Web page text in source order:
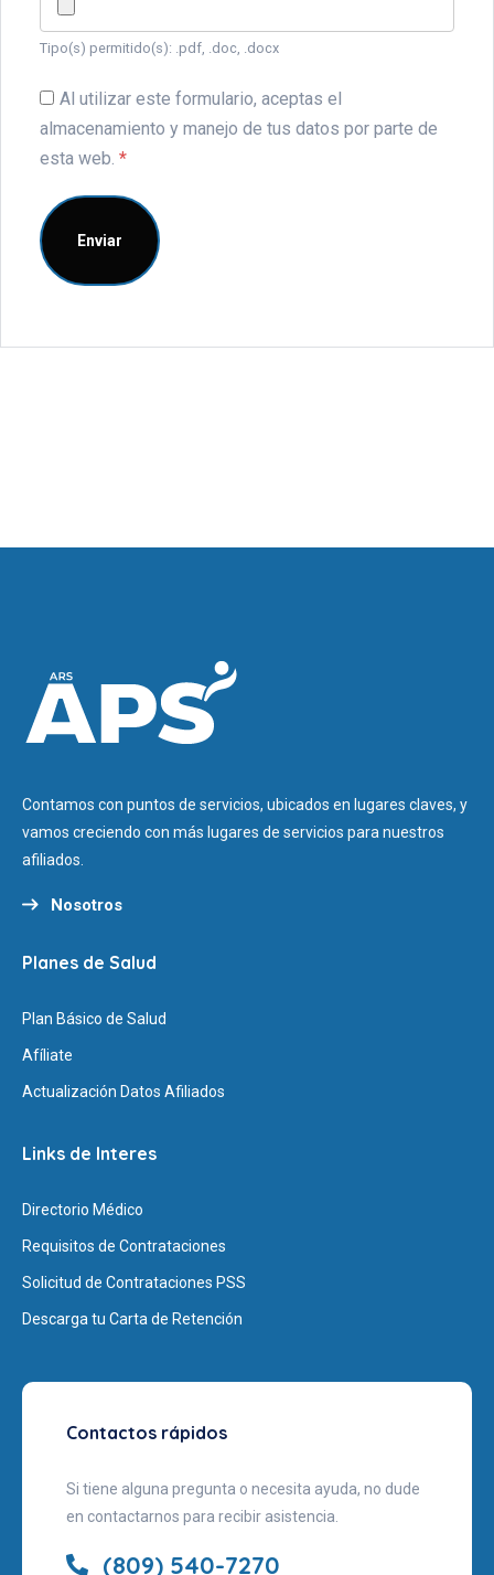
Tipo(s) permitido(s): .pdf, .doc, .docx
Al utilizar este formulario, aceptas el
almacenamiento y manejo de tus datos por parte de
esta web. *
Contamos con puntos de servicios, ubicados en lugares claves, y
vamos creciendo con más lugares de servicios para nuestros
afiliados.
Nosotros
Planes de Salud
Plan Básico de Salud
Afíliate
Actualización Datos Afiliados
Links de Interes
Directorio Médico
Requisitos de Contrataciones
Solicitud de Contrataciones PSS
Descarga tu Carta de Retención
Contactos rápidos
Si tiene alguna pregunta o necesita ayuda, no dude
en contactarnos para recibir asistencia.
(809) 540-7270